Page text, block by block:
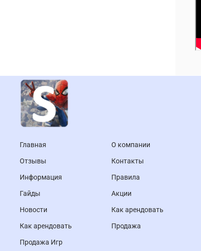
Главная
Отзывы
Информация
Гайды
Новости
Как арендовать
Продажа Игр
О компании
Контакты
Правила
Акции
Как арендовать
Продажа